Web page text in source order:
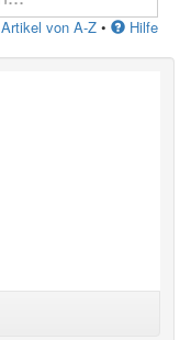
Artikel von A-Z • Hilfe